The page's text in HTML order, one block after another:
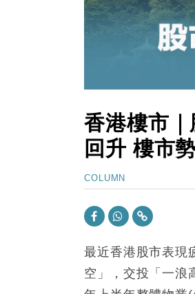
11:12 國際｜特朗
15:59 財經｜SA
香港樓市
回升 樓市
COLUMN
最近香港股市表現
空」，交投「一浪